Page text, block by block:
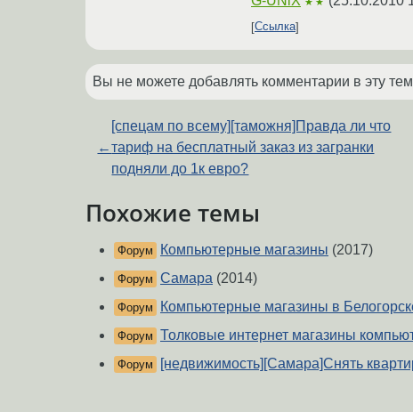
Ссылка
Вы не можете добавлять комментарии в эту
←
[спецам по всему][таможня]Правда ли что
тариф на бесплатный заказ из загранки
подняли до 1к евро?
Похожие темы
Форум Компьютерные магазины (2017)
Форум Самара (2014)
Форум Компьютерные магазины в
Форум Толковые интернет магазины
Форум [недвижимость][Самара]Снять